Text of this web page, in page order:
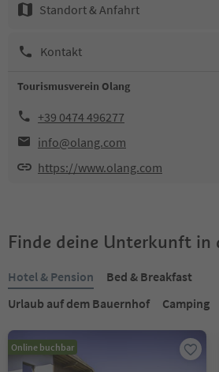
Standort & Anfahrt
Kontakt
Tourismusverein Olang
+39 0474 496277
info@olang.com
https://www.olang.com
Finde deine Unterkunft in
Hotel & Pension
Bed & Breakfast
Urlaub auf dem Bauernhof
Camping
Online buchbar